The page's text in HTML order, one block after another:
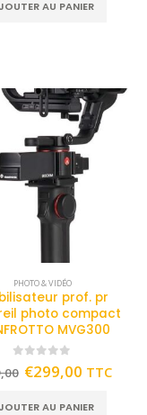
AU PANIER
PHOTO & VIDÉO
prof. pr
photo compact
MVG300
out of 5
€299,00 TTC
AU PANIER